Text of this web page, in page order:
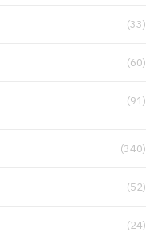
(33)
(60)
(91)
(340)
(52)
(24)